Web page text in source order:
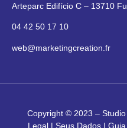
Arteparc Edifício C – 13710
04 42 50 17 10
web@marketingcreation.fr
Copyright © 2023 –
Legal| Seus Dados|